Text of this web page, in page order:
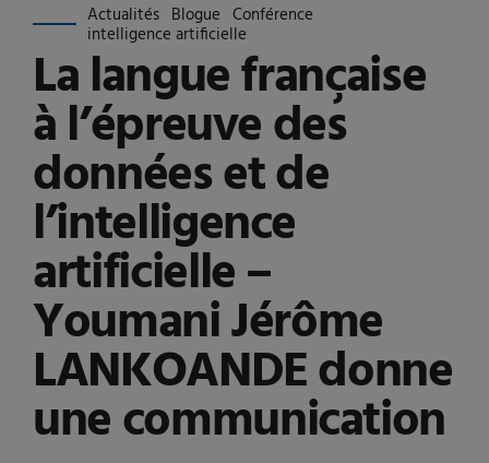
Actualités Blogue Conférence
intelligence artificielle
La langue française
à l’épreuve des
données et de
l’intelligence
artificielle –
Youmani Jérôme
LANKOANDE donne
une communication